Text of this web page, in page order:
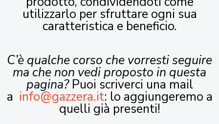
utilizzarlo per sfruttare ogni sua
caratteristica e beneficio.
C’è qualche corso che vorresti seguire
ma che non vedi proposto in questa
pagina?Puoi scriverci una mail
a info@gazzera.it: lo aggiungeremo a
quelli già presenti!